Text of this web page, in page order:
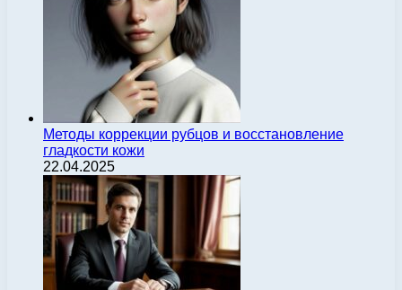
Методы коррекции рубцов и восстановление
гладкости кожи
22.04.2025